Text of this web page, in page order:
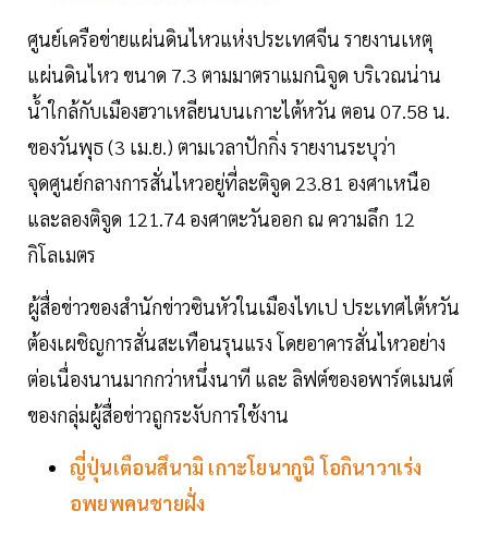
ศูนย์เครือข่ายแผ่นดินไหวแห่งประเทศจีน รายงานเหตุ
แผ่นดินไหว ขนาด 7.3 ตามมาตราแมกนิจูด บริเวณน่าน
น้ำใกล้กับเมืองฮวาเหลียนบนเกาะไต้หวัน ตอน 07.58 น.
ของวันพุธ (3 เม.ย.) ตามเวลาปักกิ่ง รายงานระบุว่า
จุดศูนย์กลางการสั่นไหวอยู่ที่ละติจูด 23.81 องศาเหนือ
และลองติจูด 121.74 องศาตะวันออก ณ ความลึก 12
กิโลเมตร
ผู้สื่อข่าวของสำนักข่าวซินหัวในเมืองไทเป ประเทศไต้หวัน
ต้องเผชิญการสั่นสะเทือนรุนแรง โดยอาคารสั่นไหวอย่าง
ต่อเนื่องนานมากกว่าหนึ่งนาที และ ลิฟต์ของอพาร์ตเมนต์
ของกลุ่มผู้สื่อข่าวถูกระงับการใช้งาน
ญี่ปุ่นเตือนสึนามิ เกาะโยนากูนิ โอกินาวาเร่ง
อพยพคนชายฝั่ง